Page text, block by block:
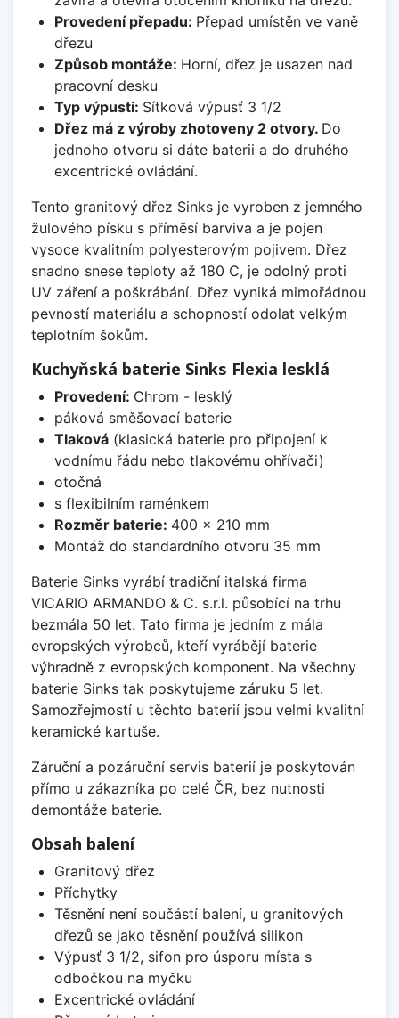
Provedení přepadu: Přepad umístěn ve vaně
dřezu
Způsob montáže: Horní, dřez je usazen nad
pracovní desku
Typ výpusti: Sítková výpusť 3 1/2
Dřez má z výroby zhotoveny 2 otvory. Do
jednoho otvoru si dáte baterii a do druhého
excentrické ovládání.
Tento granitový dřez Sinks je vyroben z jemného
žulového písku s příměsí barviva a je pojen
vysoce kvalitním polyesterovým pojivem. Dřez
snadno snese teploty až 180 C, je odolný proti
UV záření a poškrábání. Dřez vyniká mimořádnou
pevností materiálu a schopností odolat velkým
teplotním šokům.
Kuchyňská baterie Sinks Flexia lesklá
Provedení: Chrom - lesklý
páková směšovací baterie
Tlaková(klasická baterie pro připojení k
vodnímu řádu nebo tlakovému ohřívači)
otočná
s flexibilním raménkem
Rozměr baterie: 400 x 210 mm
Montáž do standardního otvoru 35 mm
Baterie Sinks vyrábí tradiční italská firma
VICARIO ARMANDO & C. s.r.l. působící na trhu
bezmála 50 let. Tato firma je jedním z mála
evropských výrobců, kteří vyrábějí baterie
výhradně z evropských komponent. Na všechny
baterie Sinks tak poskytujeme záruku 5 let.
Samozřejmostí u těchto baterií jsou velmi kvalitní
keramické kartuše.
Záruční a pozáruční servis baterií je poskytován
přímo u zákazníka po celé ČR, bez nutnosti
demontáže baterie.
Obsah balení
Granitový dřez
Příchytky
Těsnění není součástí balení, u granitových
dřezů se jako těsnění používá silikon
Výpusť 3 1/2, sifon pro úsporu místa s
odbočkou na myčku
Excentrické ovládání